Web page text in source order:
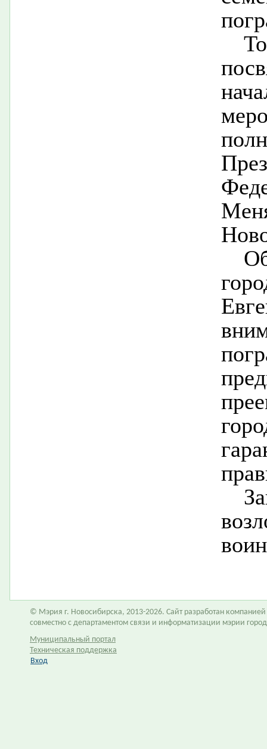
© Мэрия г. Новосибирска, 2013-2026. Сайт разработан компанией
совместно с департаментом связи и информатизации мэрии
Муниципальный портал
Техническая поддержка
Вход